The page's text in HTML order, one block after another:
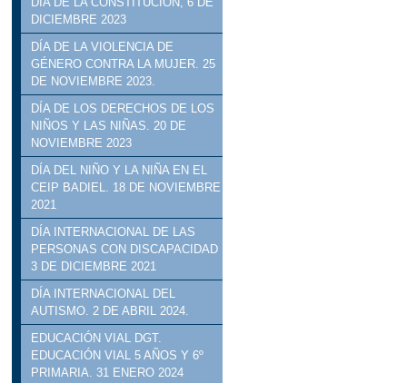
DICIEMBRE 2023
DÍA DE LA VIOLENCIA DE
GÉNERO CONTRA LA MUJER. 25
DE NOVIEMBRE 2023.
DÍA DE LOS DERECHOS DE LOS
NIÑOS Y LAS NIÑAS. 20 DE
NOVIEMBRE 2023
DÍA DEL NIÑO Y LA NIÑA EN EL
CEIP BADIEL. 18 DE NOVIEMBRE
2021
DÍA INTERNACIONAL DE LAS
PERSONAS CON DISCAPACIDAD
3 DE DICIEMBRE 2021
DÍA INTERNACIONAL DEL
AUTISMO. 2 DE ABRIL 2024.
EDUCACIÓN VIAL DGT.
EDUCACIÓN VIAL 5 AÑOS Y 6º
PRIMARIA. 31 ENERO 2024